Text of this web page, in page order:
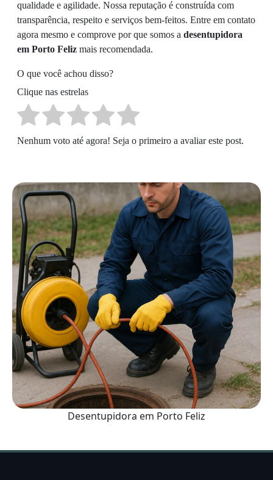
qualidade e agilidade. Nossa reputação é construída com
transparência, respeito e serviços bem-feitos. Entre em contato
agora mesmo e comprove por que somos a desentupidora
em Porto Feliz mais recomendada.
O que você achou disso?
Clique nas estrelas
Nenhum voto até agora! Seja o primeiro a avaliar este post.
Desentupidora em Porto Feliz